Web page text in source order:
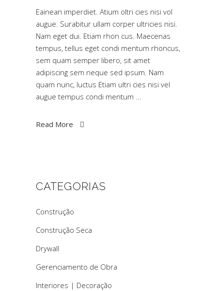
Eainean imperdiet. Atium oltri cies nisi vol
augue. Surabitur ullam corper ultricies nisi.
Nam eget dui. Etiam rhon cus. Maecenas
tempus, tellus eget condi mentum rhoncus,
sem quam semper libero, sit amet
adipiscing sem neque sed ipsum. Nam
quam nunc, luctus Etiam ultri cies nisi vel
augue tempus condi mentum
Read More
CATEGORIAS
Construção
Construção Seca
Drywall
Gerenciamento de Obra
Interiores | Decoração